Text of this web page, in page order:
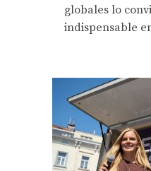
globales lo
indispensable en